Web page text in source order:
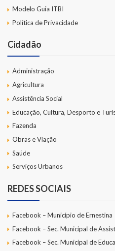
Publicações
Conselhos Municipais
Regulamentos
Editais
Concursos
LRF
RREO – Relatório Resumido
LOA – Lei Orçamentária Anual
RC – Relatório Circunstanciado
Modelo Guia ITBI
Política de Privacidade
Cidadão
Administração
Agricultura
Assistência Social
Educação, Cultura, Desporto e
Fazenda
Obras e Viação
Saúde
Serviços Urbanos
REDES SOCIAIS
Facebook – Município de Ernestina
Facebook – Sec. Municipal de
Facebook – Sec. Municipal de